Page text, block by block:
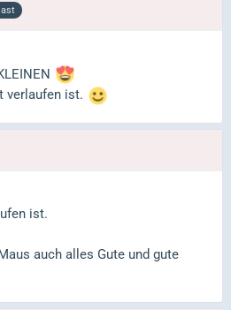
verlaufen ist.
ist.
auch alles Gute und gute